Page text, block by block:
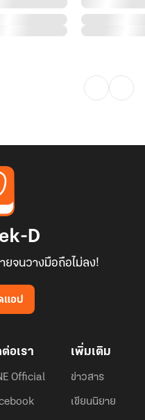
D
จนวางมือถือไม่ลง!
แอป
อเรา
Official
เพิ่มเติม
ข่าวสาร
เขียนนิยาย